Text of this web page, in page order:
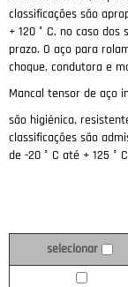
classificações são
+ 120 ° C, no caso
prazo. O aço para
choque, condutora e
Mancal tensor de aço
são higiénica,
classificações são
de -20 ° C até + 125 °
selecionar